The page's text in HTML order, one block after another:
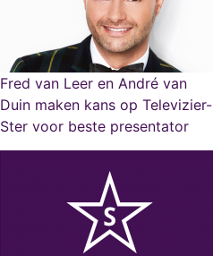
Fred van Leer en André van
Duin maken kans op Televizier-
Ster voor beste presentator